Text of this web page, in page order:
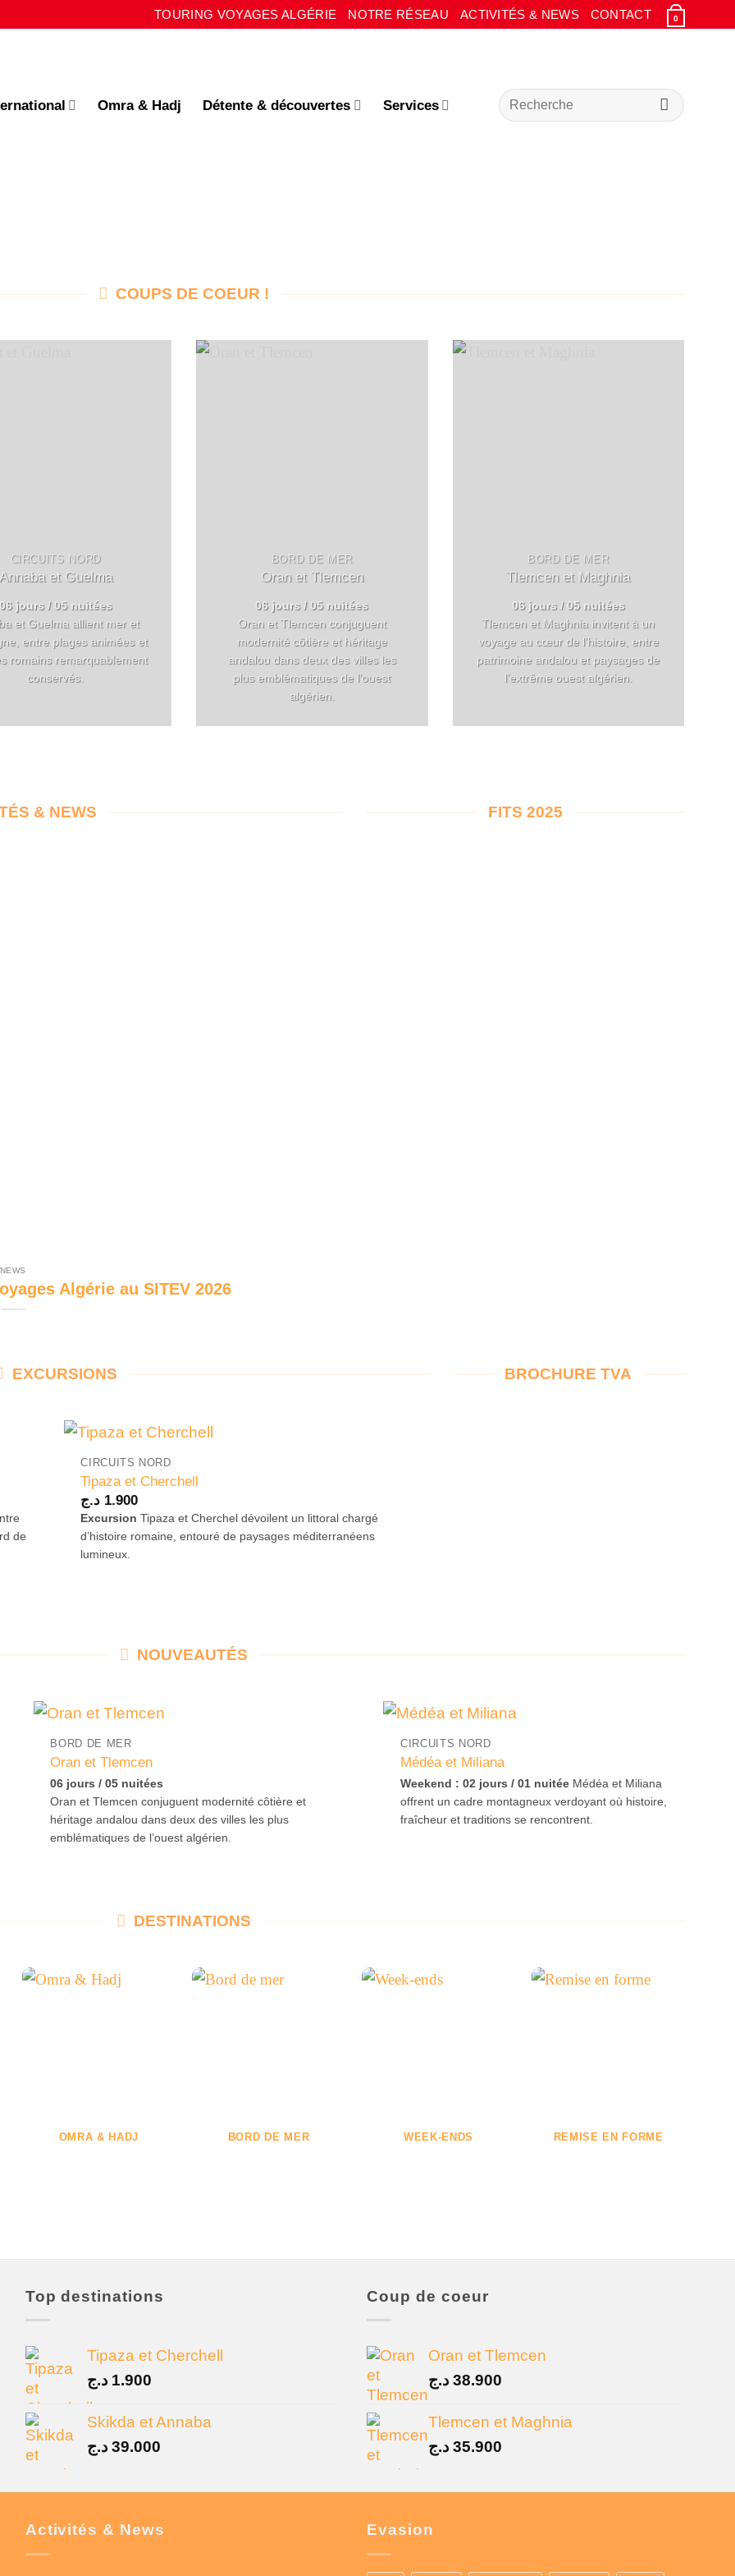
TOURING VOYAGES ALGÉRIE NOTRE RÉSEAU ACTIVITÉS & NEWS CONTACT 0
Omra & Hadj Détente & découvertes Services
Recherche
pour :
COUPS DE COEUR !
CIRCUITS NORD
Annaba et Guelma
06 jours / 05 nuitées
et Guelma allient mer et
entre plages animées et
romains remarquablement
conservés.
BORD DE MER
Oran et Tlemcen
06 jours / 05 nuitées
Oran et Tlemcen conjuguent
modernité côtière et héritage
andalou dans deux des villes les
plus emblématiques de l’ouest
algérien.
BORD DE MER
Tlemcen et Maghnia
06 jours / 05 nuitées
Tlemcen et Maghnia invitent à un
voyage au cœur de l’histoire, entre
patrimoine andalou et paysages de
l’extrême ouest algérien.
& NEWS
NEWS
Algérie au SITEV 2026
FITS 2025
EXCURSIONS
de
+
CIRCUITS NORD
Tipaza et Cherchell
1.900 د.ج
Excursion Tipaza et Cherchel dévoilent un littoral chargé
d’histoire romaine, entouré de paysages méditerranéens
lumineux.
BROCHURE TVA
NOUVEAUTÉS
BORD DE MER
Oran et Tlemcen
06 jours / 05 nuitées
Oran et Tlemcen conjuguent modernité côtière et
héritage andalou dans deux des villes les plus
emblématiques de l’ouest algérien.
CIRCUITS NORD
Médéa et Miliana
Weekend : 02 jours / 01 nuitée Médéa et Miliana
offrent un cadre montagneux verdoyant où histoire,
fraîcheur et traditions se rencontrent.
DESTINATIONS
OMRA & HADJ BORD DE MER WEEK-ENDS REMISE EN FORME
Top destinations
Tipaza et Cherchell
1.900 د.ج
Skikda et Annaba
39.000 د.ج
Coup de coeur
Oran et Tlemcen
38.900 د.ج
Tlemcen et Maghnia
35.900 د.ج
Activités & News Evasion